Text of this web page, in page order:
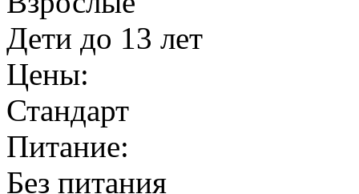
Дети до 13 лет
Цены:
Стандарт
Питание:
Без питания